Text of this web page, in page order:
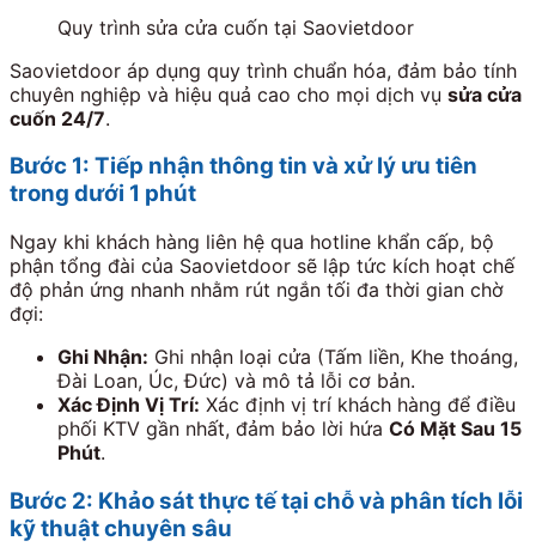
Quy trình sửa cửa cuốn tại Saovietdoor
Saovietdoor áp dụng quy trình chuẩn hóa, đảm bảo tính
chuyên nghiệp và hiệu quả cao cho mọi dịch vụ sửa cửa
cuốn 24/7.
Bước 1: Tiếp nhận thông tin và xử lý ưu tiên
trong dưới 1 phút
Ngay khi khách hàng liên hệ qua hotline khẩn cấp, bộ
phận tổng đài của Saovietdoor sẽ lập tức kích hoạt chế
độ phản ứng nhanh nhằm rút ngắn tối đa thời gian chờ
đợi:
Ghi Nhận: Ghi nhận loại cửa (Tấm liền, Khe thoáng,
Đài Loan, Úc, Đức) và mô tả lỗi cơ bản.
Xác Định Vị Trí: Xác định vị trí khách hàng để điều
phối KTV gần nhất, đảm bảo lời hứa Có Mặt Sau 15
Phút.
Bước 2: Khảo sát thực tế tại chỗ và phân tích lỗi
kỹ thuật chuyên sâu